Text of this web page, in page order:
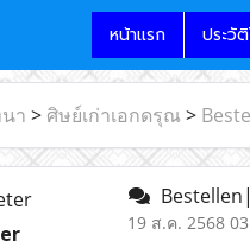
หน้าแรก ประวั
า > ศิษย์เก่าเอกดรุณ >
19 ส.ค. 2568